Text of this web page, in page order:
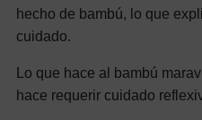
hecho de bambú, lo que
cuidado.
Lo que hace al bambú
hace requerir cuidado